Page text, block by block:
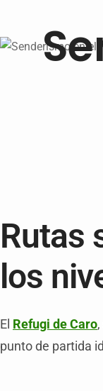
Rutas
los
El Refugi de Caro
punto de partida